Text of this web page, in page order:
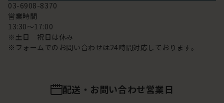
03-6908-8370
営業時間
13:30～17:00
※土日 祝日は休み
※フォームでのお問い合わせは24時間対応しております。
配送・お問い合わせ営業日